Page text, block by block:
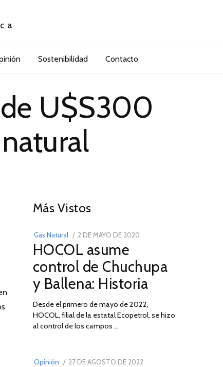
Sostenibilidad Contacto
U$S300
Más Vistos
Gas Natural
POSTED
ON
2 DE MAYO DE 2020
DE
2026
HOCOL asume
control de Chuchupa
y Ballena: Historia
Desde el primero de mayo de 2022,
HOCOL, filial de la estatal Ecopetrol, se hizo
al control de los campos …
Opinión
POSTED
27 DE AGOSTO DE 202230